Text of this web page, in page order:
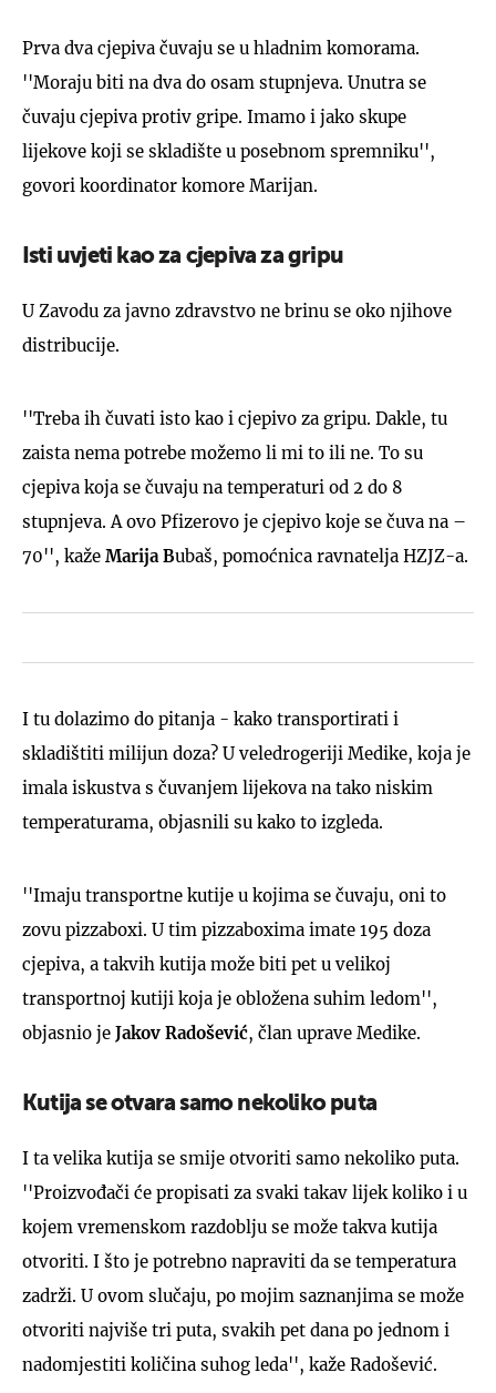
Prva dva cjepiva čuvaju se u hladnim komorama.
''Moraju biti na dva do osam stupnjeva. Unutra se
čuvaju cjepiva protiv gripe. Imamo i jako skupe
lijekove koji se skladište u posebnom spremniku'',
govori koordinator komore Marijan.
Isti uvjeti kao za cjepiva za gripu
U Zavodu za javno zdravstvo ne brinu se oko njihove
distribucije.
''Treba ih čuvati isto kao i cjepivo za gripu. Dakle, tu
zaista nema potrebe možemo li mi to ili ne. To su
cjepiva koja se čuvaju na temperaturi od 2 do 8
stupnjeva. A ovo Pfizerovo je cjepivo koje se čuva na –
70'', kaže Marija Bubaš, pomoćnica ravnatelja HZJZ-a.
I tu dolazimo do pitanja - kako transportirati i
skladištiti milijun doza? U veledrogeriji Medike, koja je
imala iskustva s čuvanjem lijekova na tako niskim
temperaturama, objasnili su kako to izgleda.
''Imaju transportne kutije u kojima se čuvaju, oni to
zovu pizzaboxi. U tim pizzaboxima imate 195 doza
cjepiva, a takvih kutija može biti pet u velikoj
transportnoj kutiji koja je obložena suhim ledom'',
objasnio je Jakov Radošević, član uprave Medike.
Kutija se otvara samo nekoliko puta
I ta velika kutija se smije otvoriti samo nekoliko puta.
''Proizvođači će propisati za svaki takav lijek koliko i u
kojem vremenskom razdoblju se može takva kutija
otvoriti. I što je potrebno napraviti da se temperatura
zadrži. U ovom slučaju, po mojim saznanjima se može
otvoriti najviše tri puta, svakih pet dana po jednom i
nadomjestiti količina suhog leda'', kaže Radošević.